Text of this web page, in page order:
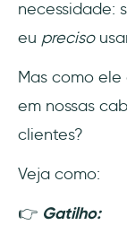
necessidade:
eu preciso
Mas como
em nossas
clientes?
Veja como:
👉 Gatilho: